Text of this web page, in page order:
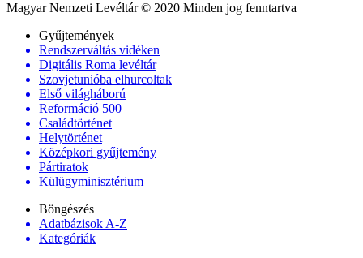
Magyar Nemzeti Levéltár © 2020 Minden jog fenntartva
Gyűjtemények
Rendszerváltás vidéken
Digitális Roma levéltár
Szovjetunióba elhurcoltak
Első világháború
Reformáció 500
Családtörténet
Helytörténet
Középkori gyűjtemény
Pártiratok
Külügyminisztérium
Böngészés
Adatbázisok A-Z
Kategóriák